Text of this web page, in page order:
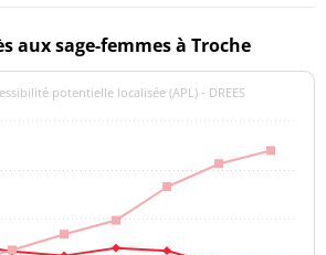
aux sage-femmes à Troche
potentielle localisée (APL) - DREES